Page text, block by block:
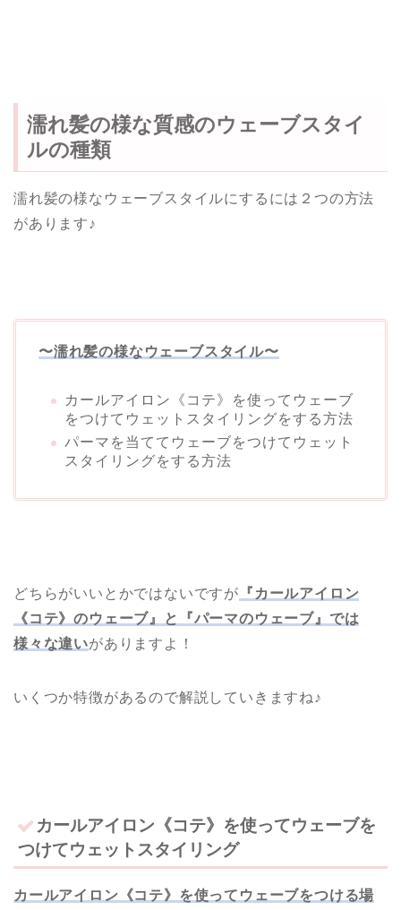
濡れ髪の様な質感のウェーブスタイ
ルの種類
濡れ髪の様なウェーブスタイルにするには２つの方法
があります♪
〜濡れ髪の様なウェーブスタイル〜
カールアイロン《コテ》を使ってウェーブ
をつけてウェットスタイリングをする方法
パーマを当ててウェーブをつけてウェット
スタイリングをする方法
どちらがいいとかではないですが 『カールアイロン
《コテ》のウェーブ』と『パーマのウェーブ』では
様々な違いがありますよ！
いくつか特徴があるので解説していきますね♪
カールアイロン《コテ》を使ってウェーブを
つけてウェットスタイリング
カールアイロン《コテ》を使ってウェーブをつける場